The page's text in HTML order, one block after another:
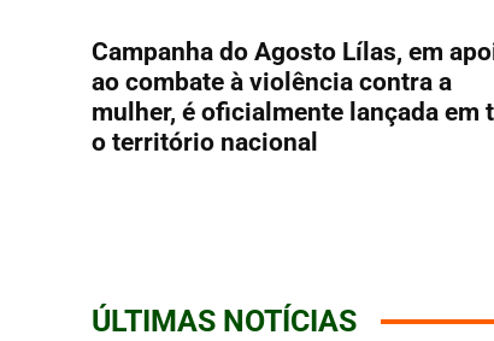
Campanha do Agosto Lílas, em
ao combate à violência contra a
mulher, é oficialmente lançada em
o território nacional
ÚLTIMAS NOTÍCIAS